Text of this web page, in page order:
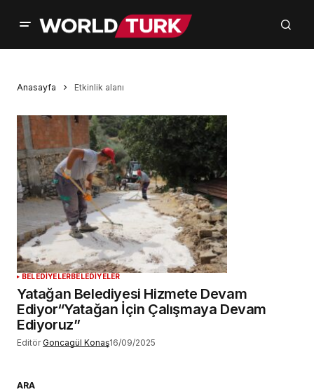
Anasayfa Etkinlik alanı
BELEDİYELERBELEDİYELER
Yatağan Belediyesi Hizmete Devam
Ediyor“Yatağan İçin Çalışmaya Devam
Ediyoruz”
Editör Goncagül Konaş16/09/2025
ARA